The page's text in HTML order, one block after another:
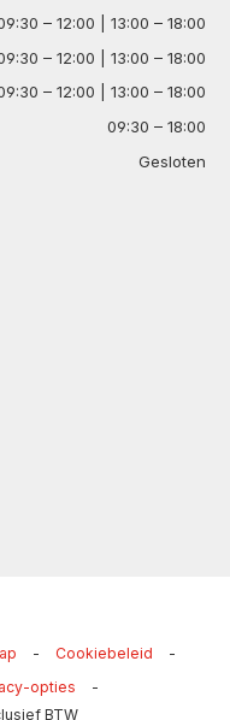
– 12:00 | 13:00 – 18:00
– 12:00 | 13:00 – 18:00
– 12:00 | 13:00 – 18:00
09:30 – 18:00
Gesloten
- Cookiebeleid
-
opties
-
BTW